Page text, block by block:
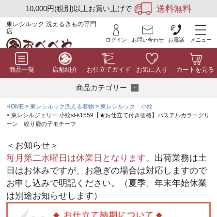
10,000円(税別)以上お買い上げで 送料無料
東レシルック 洗えるきもの専門
店
ログイン お問い合わせ お電話 メニュー
商品一覧 店舗紹介 お仕立てガイド お気に入り カートを見る
商品カテゴリー
HOME 東レシルック洗える着物
東レシルック 小紋
東レシルジェリー 小紋sl-k1559【★お仕立て付き価格】パステルカラーグリ
ーン 絞り鹿の子モチーフ
＜お知らせ＞
毎月第二水曜日は休業日となります。 出荷業務は土
日はお休みですが、お急ぎの場合は対応しますので
お申し込みで明記ください。（夏季、年末年始休業
は別途お知らせします）